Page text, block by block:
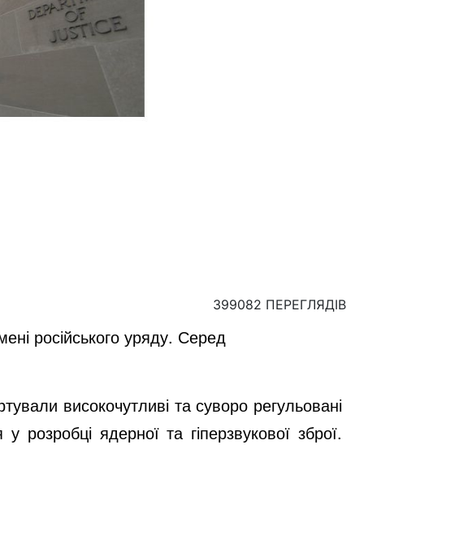
399082 ПЕРЕГЛЯДІВ
російського уряду. Серед
високочутливі та суворо регульовані
розробці ядерної та гіперзвукової зброї.